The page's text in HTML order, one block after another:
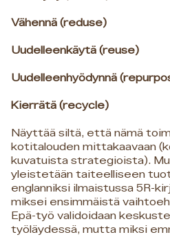
Vähennä (reduse)
Uudelleenkäytä (reuse)
Uudelleenhyödynnä
Kierrätä (recycle)
Näyttää siltä, että nämä
kotitalouden mittakaavaan
kuvatuista strategioista).
yleistetään taiteelliseen
englanniksi ilmaistussa 5R-
miksei ensimmäistä
Epä-työ validoidaan
työläydessä, mutta miksi